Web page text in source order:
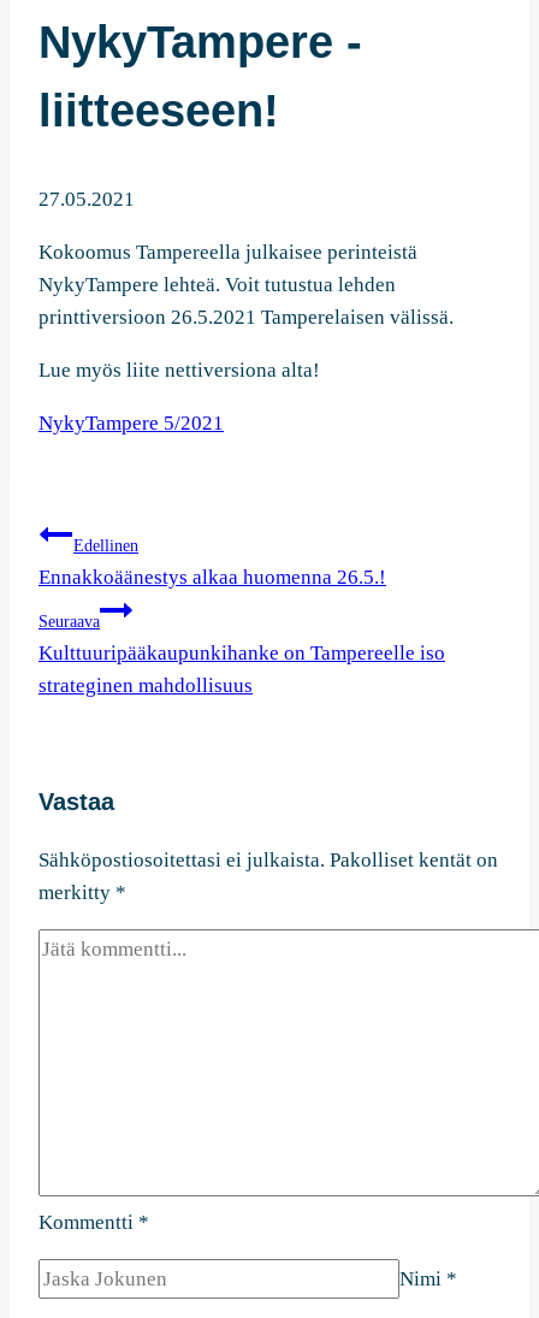
NykyTampere -
liitteeseen!
27.05.2021
Kokoomus Tampereella julkaisee perinteistä
NykyTampere lehteä. Voit tutustua lehden
printtiversioon 26.5.2021 Tamperelaisen välissä.
Lue myös liite nettiversiona alta!
NykyTampere 5/2021
Artikkelien
selaus
Edellinen
Ennakkoäänestys alkaa huomenna 26.5.!
Seuraava
Kulttuuripääkaupunkihanke on Tampereelle iso
strateginen mahdollisuus
Vastaa
Sähköpostiosoitettasi ei julkaista. Pakolliset kentät on
merkitty *
Kommentti *
Nimi *